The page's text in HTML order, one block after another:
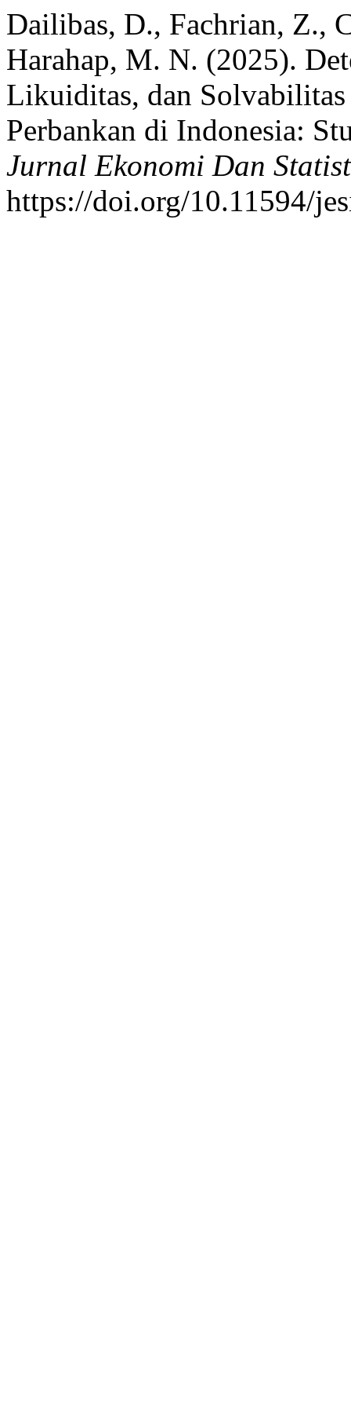
Dailibas, D., Fachrian, Z.,
Harahap, M. N. (2025).
Likuiditas, dan Solvabilitas
Perbankan di Indonesia:
Jurnal Ekonomi Dan
https://doi.org/10.11594/